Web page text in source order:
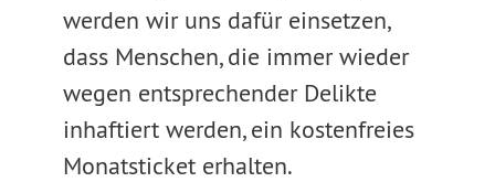
werden wir uns dafür einsetzen,
dass Menschen, die immer wieder
wegen entsprechender Delikte
inhaftiert werden, ein kostenfreies
Monatsticket erhalten.